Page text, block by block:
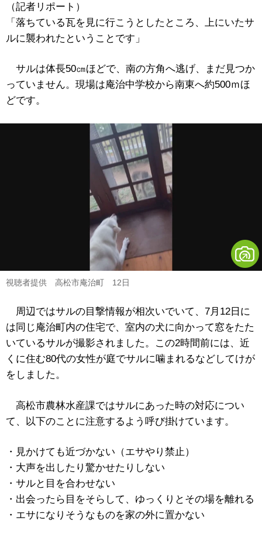
（記者リポート）
「落ちている瓦を見に行こうとしたところ、上にいたサ
ルに襲われたということです」
サルは体長50㎝ほどで、南の方角へ逃げ、まだ見つか
っていません。現場は庵治中学校から南東へ約500ｍほ
どです。
視聴者提供 高松市庵治町 12日
周辺ではサルの目撃情報が相次いでいて、7月12日に
は同じ庵治町内の住宅で、室内の犬に向かって窓をたた
いているサルが撮影されました。この2時間前には、近
くに住む80代の女性が庭でサルに噛まれるなどしてけが
をしました。
高松市農林水産課ではサルにあった時の対応につい
て、以下のことに注意するよう呼び掛けています。
・見かけても近づかない（エサやり禁止）
・大声を出したり驚かせたりしない
・サルと目を合わせない
・出会ったら目をそらして、ゆっくりとその場を離れる
・エサになりそうなものを家の外に置かない